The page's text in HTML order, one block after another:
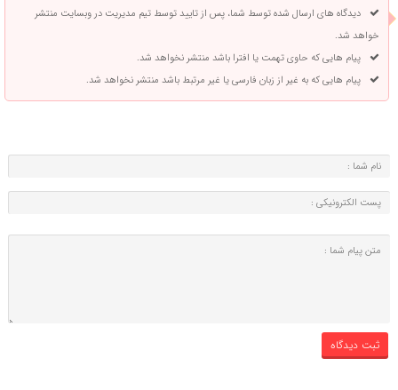
دیدگاه های ارسال شده توسط شما، پس از تایید توسط تیم مدیریت در وبسایت منتشر
خواهد شد.
پیام هایی که حاوی تهمت یا افترا باشد منتشر نخواهد شد.
پیام هایی که به غیر از زبان فارسی یا غیر مرتبط باشد منتشر نخواهد شد.